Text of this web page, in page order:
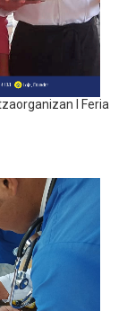
I Feria